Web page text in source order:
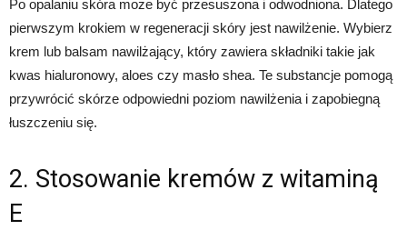
Po opalaniu skóra może być przesuszona i odwodniona. Dlatego
pierwszym krokiem w regeneracji skóry jest nawilżenie. Wybierz
krem lub balsam nawilżający, który zawiera składniki takie jak
kwas hialuronowy, aloes czy masło shea. Te substancje pomogą
przywrócić skórze odpowiedni poziom nawilżenia i zapobiegną
łuszczeniu się.
2. Stosowanie kremów z witaminą
E